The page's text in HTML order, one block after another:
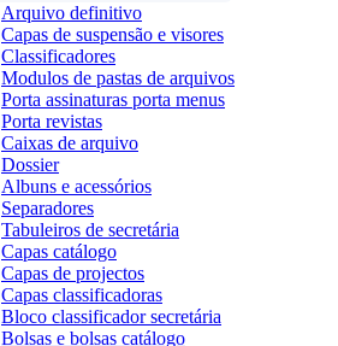
Arquivo definitivo
Capas de suspensão e visores
Classificadores
Modulos de pastas de arquivos
Porta assinaturas porta menus
Porta revistas
Caixas de arquivo
Dossier
Albuns e acessórios
Separadores
Tabuleiros de secretária
Capas catálogo
Capas de projectos
Capas classificadoras
Bloco classificador secretária
Bolsas e bolsas catálogo